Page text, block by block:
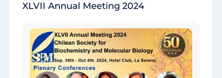
XLVII Annual Meeting 2024